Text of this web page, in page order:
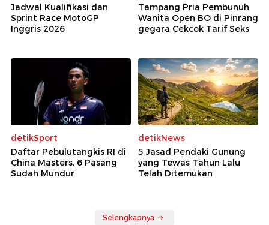
Jadwal Kualifikasi dan
Sprint Race MotoGP
Inggris 2026
Tampang Pria Pembunuh
Wanita Open BO di Pinrang
gegara Cekcok Tarif Seks
detikSport
Daftar Pebulutangkis RI di
China Masters, 6 Pasang
Sudah Mundur
detikNews
5 Jasad Pendaki Gunung
yang Tewas Tahun Lalu
Telah Ditemukan
Selengkapnya